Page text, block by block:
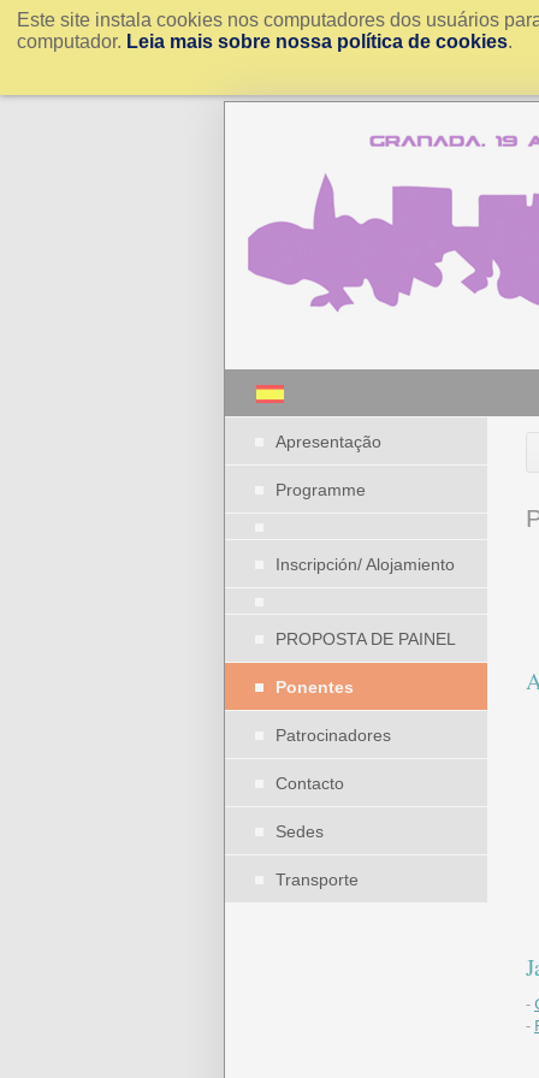
Este site instala cookies nos computadores dos usuários
computador. Leia mais sobre nossa política de cookies.
Apresentação
Programme
Inscripción/ Alojamiento
PROPOSTA DE PAINEL
Ponentes
Patrocinadores
Contacto
Sedes
Transporte
-
-